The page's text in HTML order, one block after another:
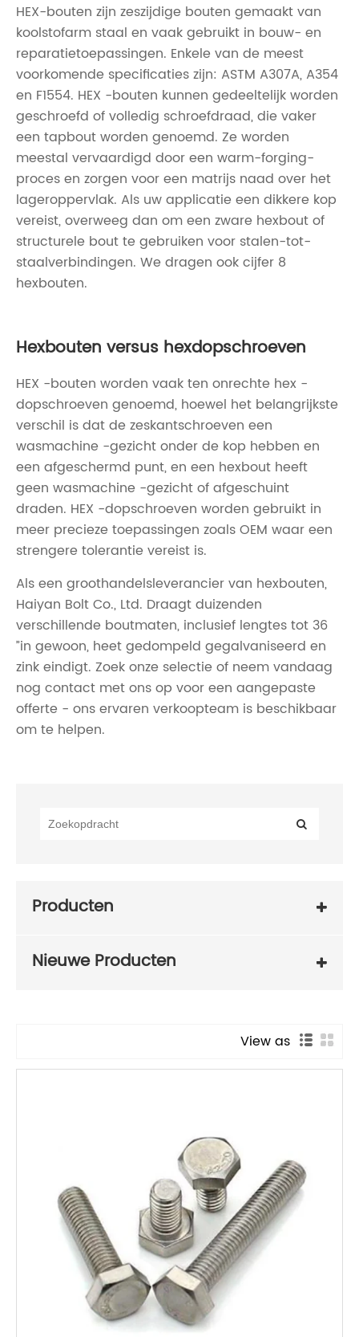
HEX-bouten zijn zeszijdige bouten gemaakt van
koolstofarm staal en vaak gebruikt in bouw- en
reparatietoepassingen. Enkele van de meest
voorkomende specificaties zijn: ASTM A307A, A354
en F1554. HEX -bouten kunnen gedeeltelijk worden
geschroefd of volledig schroefdraad, die vaker
een tapbout worden genoemd. Ze worden
meestal vervaardigd door een warm-forging-
proces en zorgen voor een matrijs naad over het
lageroppervlak. Als uw applicatie een dikkere kop
vereist, overweeg dan om een ​​zware hexbout of
structurele bout te gebruiken voor stalen-tot-
staalverbindingen. We dragen ook cijfer 8
hexbouten.
Hexbouten versus hexdopschroeven
HEX -bouten worden vaak ten onrechte hex -
dopschroeven genoemd, hoewel het belangrijkste
verschil is dat de zeskantschroeven een
wasmachine -gezicht onder de kop hebben en
een afgeschermd punt, en een hexbout heeft
geen wasmachine -gezicht of afgeschuint
draden. HEX -dopschroeven worden gebruikt in
meer precieze toepassingen zoals OEM waar een
strengere tolerantie vereist is.
Als een groothandelsleverancier van hexbouten,
Haiyan Bolt Co., Ltd. Draagt ​​duizenden
verschillende boutmaten, inclusief lengtes tot 36
”in gewoon, heet gedompeld gegalvaniseerd en
zink eindigt. Zoek onze selectie of neem vandaag
nog contact met ons op voor een aangepaste
offerte - ons ervaren verkoopteam is beschikbaar
om te helpen.
Producten
Nieuwe Producten
View as